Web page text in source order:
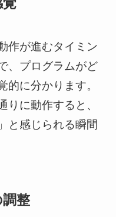
作が進むタイミン
、プログラムがど
的に分かります。
りに動作すると、
と感じられる瞬間
整